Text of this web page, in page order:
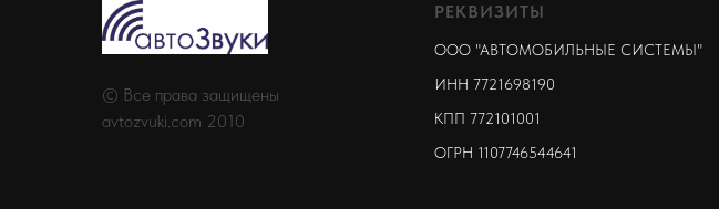
© Все права защищены
avtozvuki.com 2010
РЕКВИЗИТЫ
ООО "АВТОМОБИЛЬНЫЕ СИСТЕМЫ"
ИНН 7721698190
КПП 772101001
ОГРН 1107746544641